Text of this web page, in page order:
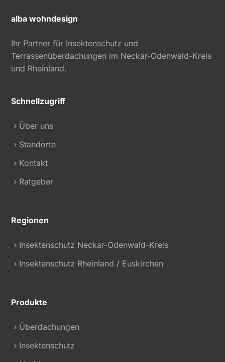
alba wohndesign
Ihr Partner für Insektenschutz und
Terrassenüberdachungen im Neckar-Odenwald-Kreis
und Rheinland.
Schnellzugriff
Über uns
Standorte
Kontakt
Ratgeber
Regionen
Insektenschutz Neckar-Odenwald-Kreis
Insektenschutz Rheinland / Euskirchen
Produkte
Überdachungen
Insektenschutz